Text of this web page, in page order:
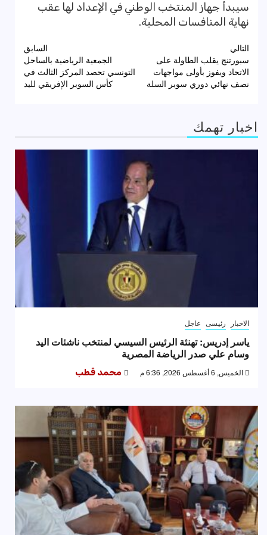
سيبدأ جهاز المنتخب الوطني في الإعداد لها عقب
نهاية المنافسات المحلية.
تصفّح
المقالات
السابق
الجمعية الرياضية بالساحل
التونسي تحصد المركز الثالث في
كأس السوبر الإفريقي لليد
التالي
سبورتنج يقلب الطاولة على
الاتحاد ويفوز بأولى مواجهات
نصف نهائي دوري سوبر السلة
اخبار تهمك
الاخبار رئيسى عاجل
ياسر إدريس: تهنئة الرئيس السيسي لمنتخب ناشئات اليد
وسام علي صدر الرياضة المصرية
الخميس, 6 أغسطس 2026, 6:36 م محمد قطب